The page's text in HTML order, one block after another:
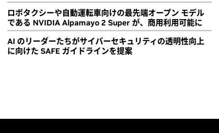
ロボタクシーや自動運転車向けの最先端オープン モデル
である NVIDIA Alpamayo 2 Super が、商用利用可能に
AI のリーダーたちがサイバーセキュリティの透明性向上
に向けた SAFE ガイドラインを提案